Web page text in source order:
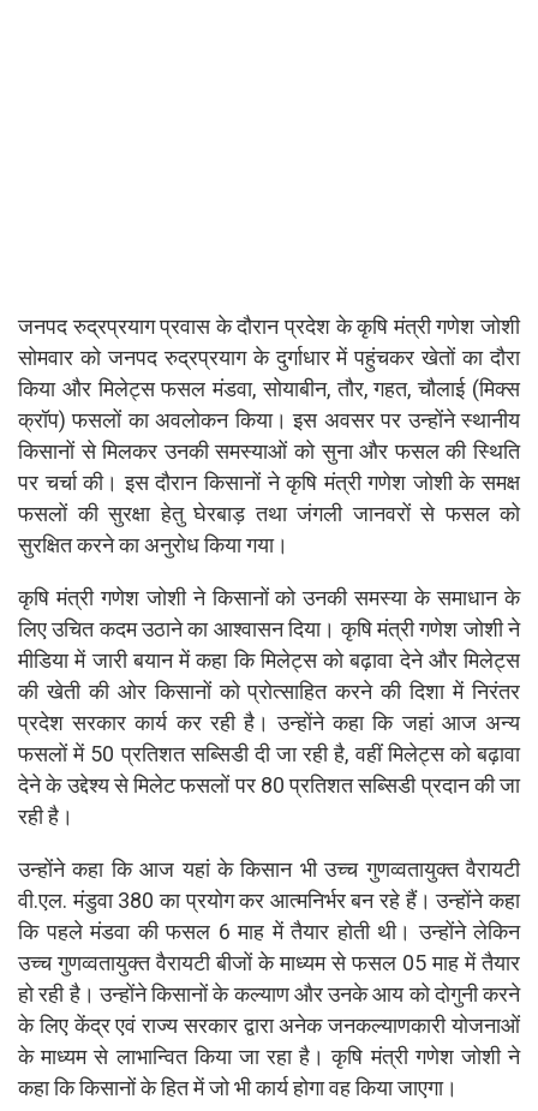
जनपद रुद्रप्रयाग प्रवास के दौरान प्रदेश के कृषि मंत्री गणेश जोशी
सोमवार को जनपद रुद्रप्रयाग के दुर्गाधार में पहुंचकर खेतों का दौरा
किया और मिलेट्स फसल मंडवा, सोयाबीन, तौर, गहत, चौलाई (मिक्स
क्रॉप) फसलों का अवलोकन किया। इस अवसर पर उन्होंने स्थानीय
किसानों से मिलकर उनकी समस्याओं को सुना और फसल की स्थिति
पर चर्चा की। इस दौरान किसानों ने कृषि मंत्री गणेश जोशी के समक्ष
फसलों की सुरक्षा हेतु घेरबाड़ तथा जंगली जानवरों से फसल को
सुरक्षित करने का अनुरोध किया गया।
कृषि मंत्री गणेश जोशी ने किसानों को उनकी समस्या के समाधान के
लिए उचित कदम उठाने का आश्वासन दिया। कृषि मंत्री गणेश जोशी ने
मीडिया में जारी बयान में कहा कि मिलेट्स को बढ़ावा देने और मिलेट्स
की खेती की ओर किसानों को प्रोत्साहित करने की दिशा में निरंतर
प्रदेश सरकार कार्य कर रही है। उन्होंने कहा कि जहां आज अन्य
फसलों में 50 प्रतिशत सब्सिडी दी जा रही है, वहीं मिलेट्स को बढ़ावा
देने के उद्देश्य से मिलेट फसलों पर 80 प्रतिशत सब्सिडी प्रदान की जा
रही है।
उन्होंने कहा कि आज यहां के किसान भी उच्च गुणव्वतायुक्त वैरायटी
वी.एल. मंडुवा 380 का प्रयोग कर आत्मनिर्भर बन रहे हैं। उन्होंने कहा
कि पहले मंडवा की फसल 6 माह में तैयार होती थी। उन्होंने लेकिन
उच्च गुणव्वतायुक्त वैरायटी बीजों के माध्यम से फसल 05 माह में तैयार
हो रही है। उन्होंने किसानों के कल्याण और उनके आय को दोगुनी करने
के लिए केंद्र एवं राज्य सरकार द्वारा अनेक जनकल्याणकारी योजनाओं
के माध्यम से लाभान्वित किया जा रहा है। कृषि मंत्री गणेश जोशी ने
कहा कि किसानों के हित में जो भी कार्य होगा वह किया जाएगा।